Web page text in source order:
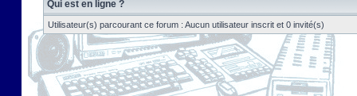
Qui est en ligne ?
Utilisateur(s) parcourant ce forum : Aucun utilisateur inscrit et 0 invité(s)